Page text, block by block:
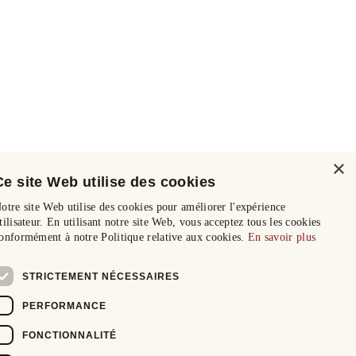
×
site Web utilise des cookies
site Web utilise des cookies pour améliorer l'expérience
En utilisant notre site Web, vous acceptez tous les cookies
à notre Politique relative aux cookies. En savoir plus
STRICTEMENT NÉCESSAIRES
PERFORMANCE
FONCTIONNALITÉ